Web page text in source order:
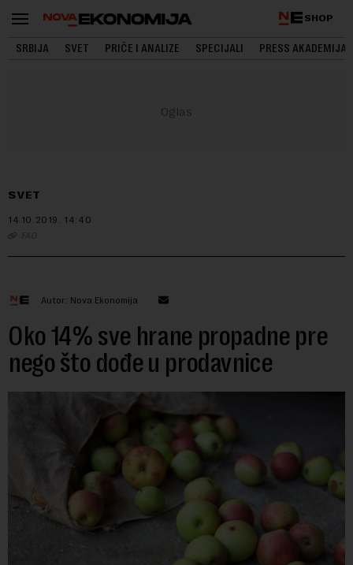
SHOP
SRBIJA SVET PRIČE I ANALIZE SPECIJALI PRESS AKADEMIJA
SVET
14.10.2019. 14:40
FAO
Autor: Nova Ekonomija
Oko 14% sve hrane propadne pre
nego što dođe u prodavnice